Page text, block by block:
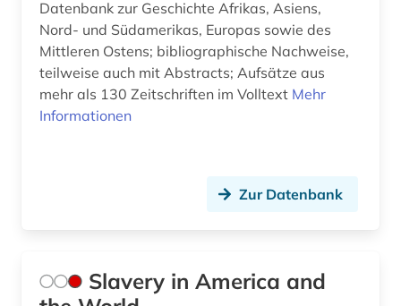
Datenbank zur Geschichte Afrikas, Asiens,
Nord- und Südamerikas, Europas sowie des
Mittleren Ostens; bibliographische Nachweise,
teilweise auch mit Abstracts; Aufsätze aus
mehr als 130 Zeitschriften im Volltext Mehr
Informationen
Zur Datenbank
Slavery in America and